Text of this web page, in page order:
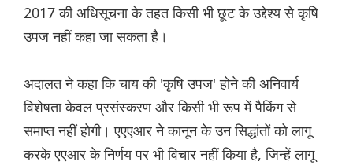
2017 की अधिसूचना के तहत किसी भी छूट के उद्देश्य से कृषि
उपज नहीं कहा जा सकता है।
अदालत ने कहा कि चाय की 'कृषि उपज' होने की अनिवार्य
विशेषता केवल प्रसंस्करण और किसी भी रूप में पैकिंग से
समाप्त नहीं होगी। एएएआर ने कानून के उन सिद्धांतों को लागू
करके एएआर के निर्णय पर भी विचार नहीं किया है, जिन्हें लागू